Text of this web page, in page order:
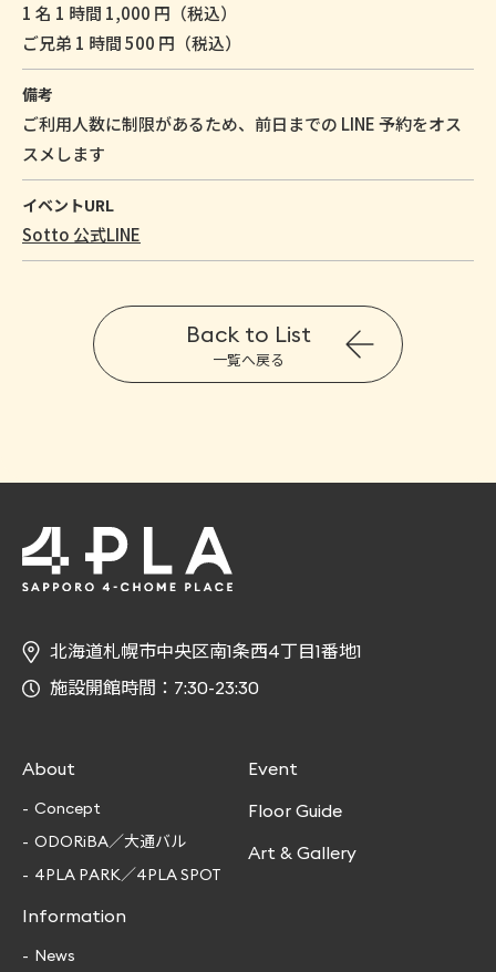
1 名 1 時間 1,000 円（税込）
ご兄弟 1 時間 500 円（税込）
備考
ご利用人数に制限があるため、前日までの LINE 予約をオス
スメします
イベントURL
Sotto 公式LINE
Back to List
一覧へ戻る
About
Concept
ODORiBA／大通バル
4PLA PARK／4PLA SPOT
Event
Floor Guide
Art & Gallery
Information
News
北海道札幌市中央区南1条西4丁目1番地1
施設開館時間：7:30-23:30